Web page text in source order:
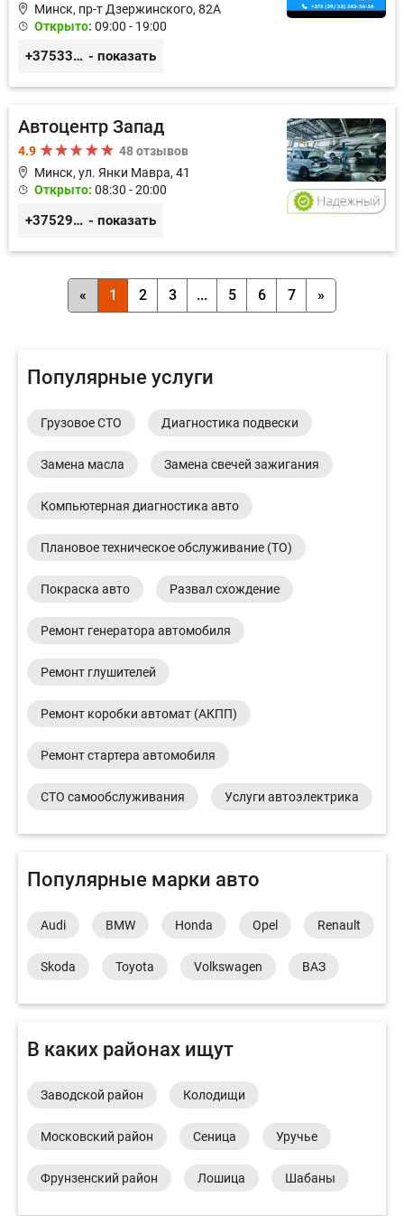
Минск, пр-т Дзержинского, 82А
Открыто: 09:00 - 19:00
+375333435656 - показать
Автоцентр Запад
4.9
48 отзывов
Минск, ул. Янки Мавра, 41
Открыто: 08:30 - 20:00
+375299579797 - показать
« 1 2 3 ... 5 6 7 »
Популярные услуги
Грузовое СТО Диагностика подвески
Замена масла Замена свечей зажигания
Компьютерная диагностика авто
Плановое техническое обслуживание (ТО)
Покраска авто Развал схождение
Ремонт генератора автомобиля
Ремонт глушителей
Ремонт коробки автомат (АКПП)
Ремонт стартера автомобиля
СТО самообслуживания Услуги автоэлектрика
Популярные марки авто
Audi BMW Honda Opel Renault
Skoda Toyota Volkswagen ВАЗ
В каких районах ищут
Заводской район Колодищи
Московский район Сеница Уручье
Фрунзенский район Лошица Шабаны